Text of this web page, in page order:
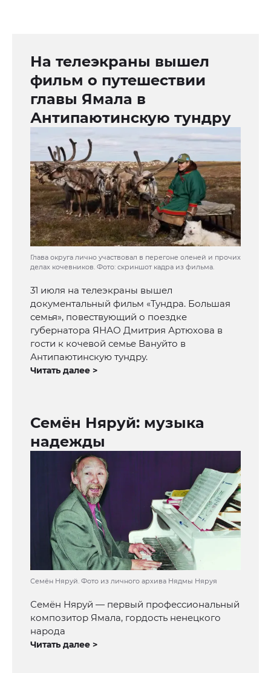
На телеэкраны вышел
фильм о путешествии
главы Ямала в
Антипаютинскую тундру
Глава округа лично участвовал в перегоне оленей и прочих
делах кочевников. Фото: скриншот кадра из фильма.
31 июля на телеэкраны вышел
документальный фильм «Тундра. Большая
семья», повествующий о поездке
губернатора ЯНАО Дмитрия Артюхова в
гости к кочевой семье Вануйто в
Антипаютинскую тундру.
Читать далее >
Семён Няруй: музыка
надежды
Семён Няруй. Фото из личного архива Нядмы Няруя
Семён Няруй — первый профессиональный
композитор Ямала, гордость ненецкого
народа
Читать далее >